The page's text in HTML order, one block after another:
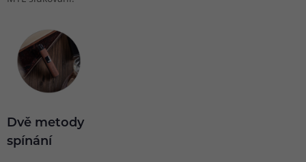
Dvě metody
spínání